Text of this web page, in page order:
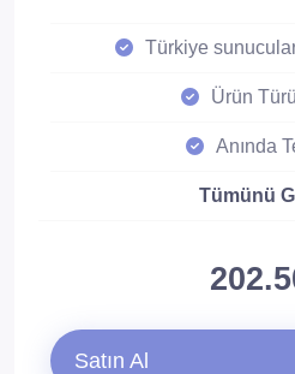
Türkiye
Ürün
Anında
Tümünü
Satın Al